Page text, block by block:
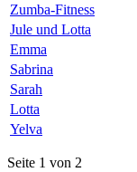
Zumba-Fitness
Jule und Lotta
Emma
Sabrina
Sarah
Lotta
Yelva
Seite 1 von 2